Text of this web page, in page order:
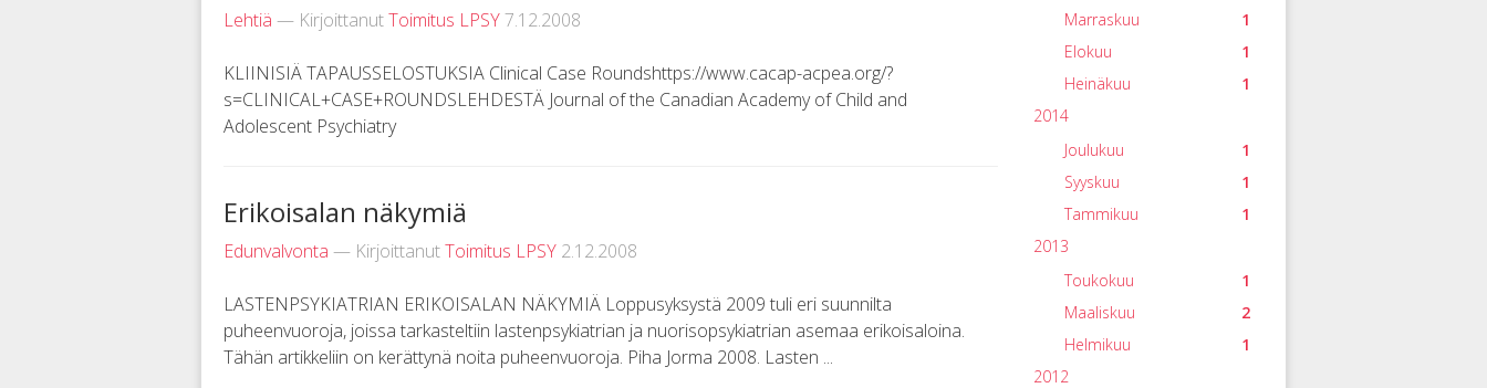
Lehtiä — KirjoittanutToimitus LPSY7.12.2008
KLIINISIÄ TAPAUSSELOSTUKSIA Clinical Case Roundshttps://www.cacap-acpea.org/?
s=CLINICAL+CASE+ROUNDSLEHDESTÄ Journal of the Canadian Academy of Child and
Adolescent Psychiatry
Erikoisalan näkymiä
Edunvalvonta — KirjoittanutToimitus LPSY 2.12.2008
LASTENPSYKIATRIAN ERIKOISALAN NÄKYMIÄ Loppusyksystä 2009 tuli eri suunnilta
puheenvuoroja, joissa tarkasteltiin lastenpsykiatrian ja nuorisopsykiatrian asemaa erikoisaloina.
Tähän artikkeliin on kerättynä noita puheenvuoroja. Piha Jorma 2008. Lasten ...
1
Marraskuu
1
Elokuu
1
Heinäkuu
2014
1
Joulukuu
1
Syyskuu
1
Tammikuu
2013
1
Toukokuu
2
Maaliskuu
1
Helmikuu
2012